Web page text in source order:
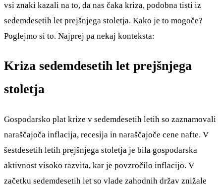
vsi znaki kazali na to, da nas čaka kriza, podobna tisti iz
sedemdesetih let prejšnjega stoletja. Kako je to mogoče?
Poglejmo si to. Najprej pa nekaj konteksta:
Kriza sedemdesetih let prejšnjega
stoletja
Gospodarsko plat krize v sedemdesetih letih so zaznamovali
naraščajoča inflacija, recesija in naraščajoče cene nafte. V
šestdesetih letih prejšnjega stoletja je bila gospodarska
aktivnost visoko razvita, kar je povzročilo inflacijo. V
začetku sedemdesetih let so vlade zahodnih držav znižale